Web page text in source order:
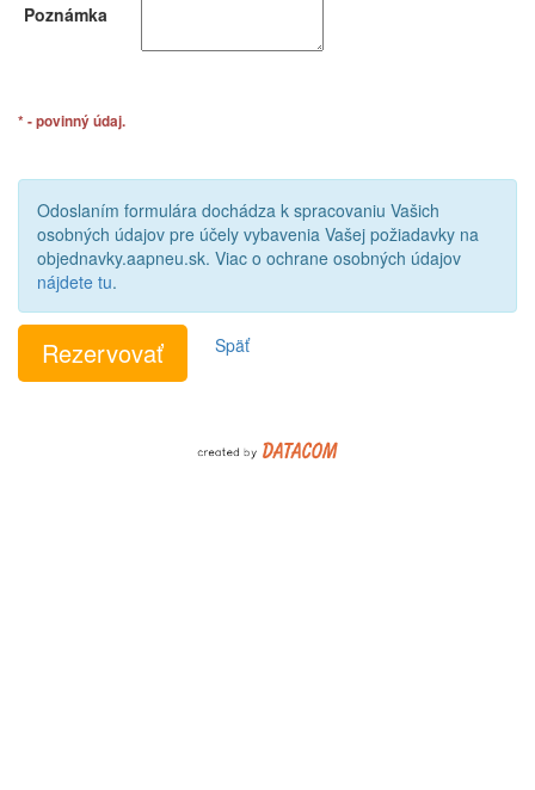
Poznámka
* - povinný údaj.
Odoslaním formulára dochádza k spracovaniu Vašich
osobných údajov pre účely vybavenia Vašej požiadavky na
objednavky.aapneu.sk. Viac o ochrane osobných údajov
nájdete tu.
Späť